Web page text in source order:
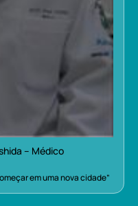
– Médico
em uma nova cidade”